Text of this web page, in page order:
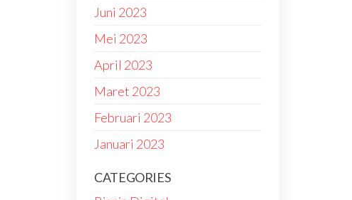
Juni 2023
Mei 2023
April 2023
Maret 2023
Februari 2023
Januari 2023
CATEGORIES